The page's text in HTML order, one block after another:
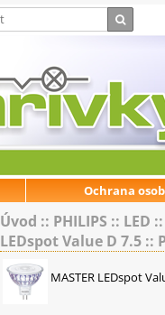
Ochrana
Úvod :: PHILIPS :: LED
LEDspot Value D 7.5 ::
MASTER LEDspot